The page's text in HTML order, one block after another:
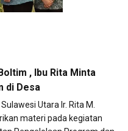
, Ibu Rita Minta
di Desa
Utara Ir. Rita M.
materi pada kegiatan